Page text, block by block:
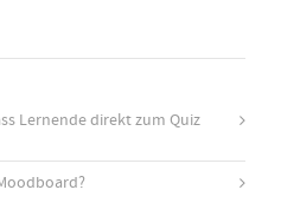
Lernende direkt zum Quiz